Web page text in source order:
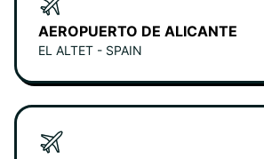
AEROPUERTO DE ALICANTE
EL ALTET - SPAIN